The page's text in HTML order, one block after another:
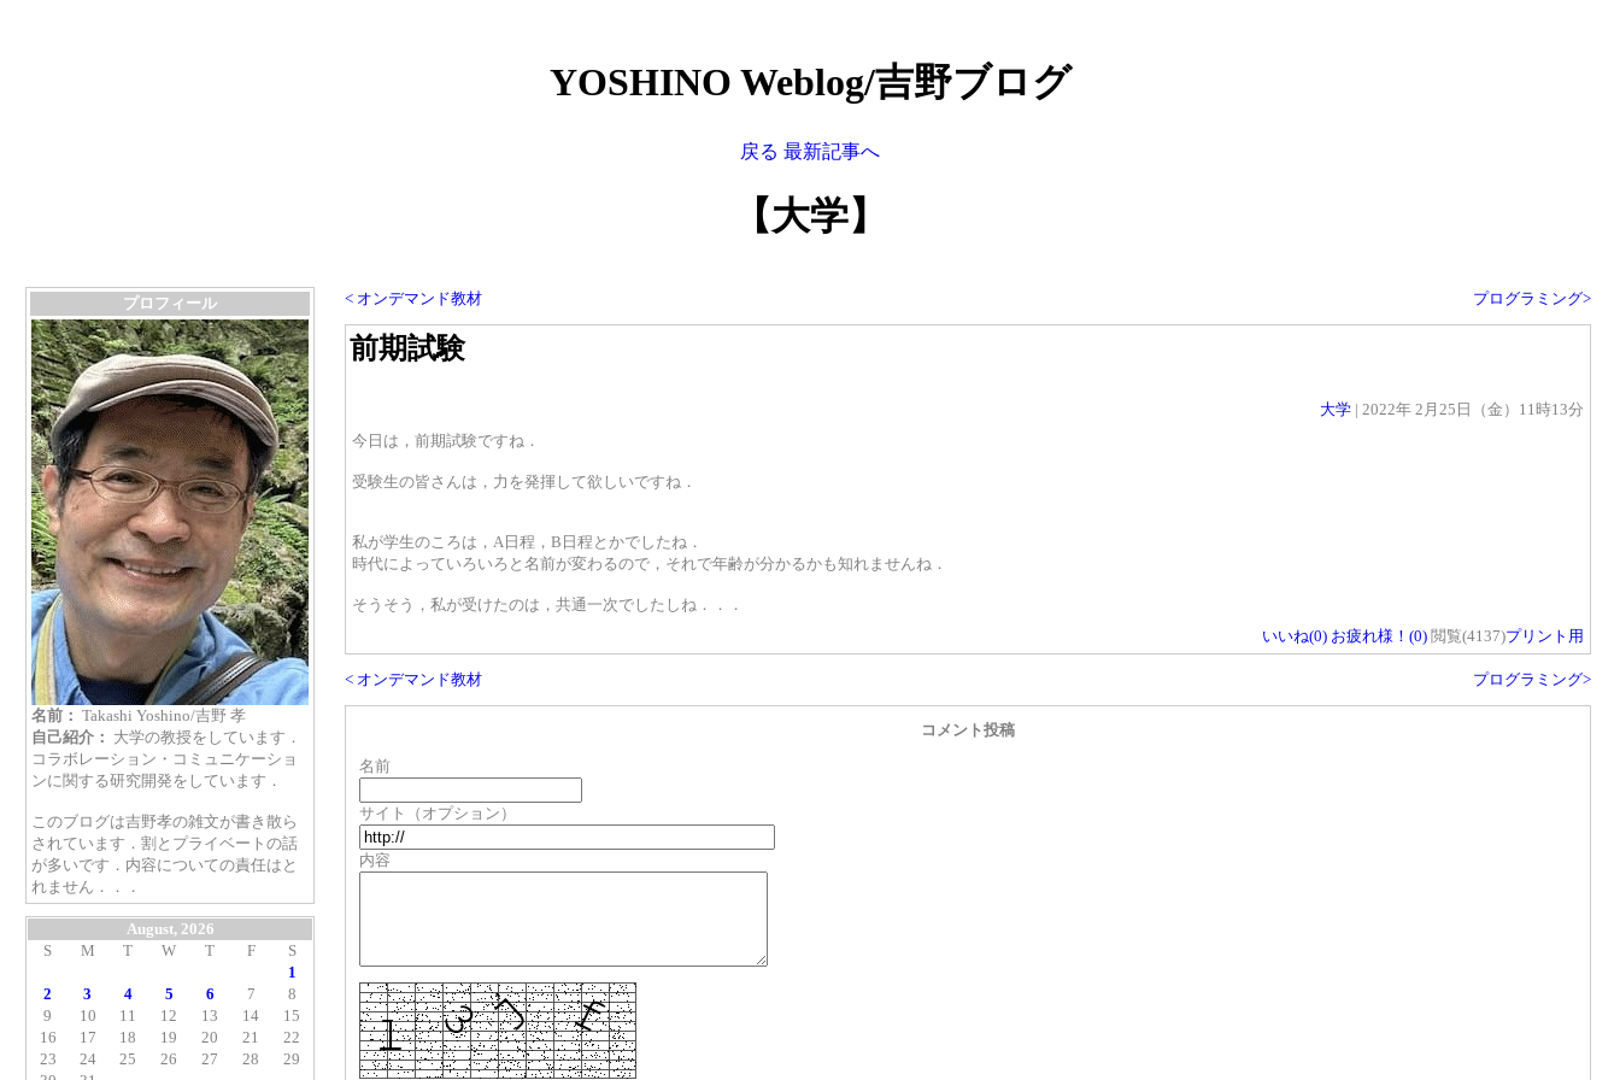
YOSHINO Weblog/吉野ブログ
戻る 最新記事へ
【大学】
プロフィール
名前： Takashi Yoshino/吉野 孝
自己紹介： 大学の教授をしています．
コラボレーション・コミュニケーショ
ンに関する研究開発をしています．
このブログは吉野孝の雑文が書き散ら
されています．割とプライベートの話
が多いです．内容についての責任はと
れません．．．
August, 2026
S
M T W T F
S
1
2
3 4 5 6 7
8
9
10 11 12 13 14
15
16
17 18 19 20 21
22
23
24 25 26 27 28
29
< オンデマンド教材 プログラミング>
前期試験
大学 | 2022年 2月25日（金）11時13分
今日は，前期試験ですね．
受験生の皆さんは，力を発揮して欲しいですね．
私が学生のころは，A日程，B日程とかでしたね．
時代によっていろいろと名前が変わるので，それで年齢が分かるかも知れませんね．
そうそう，私が受けたのは，共通一次でしたしね．．．
いいね(0) お疲れ様！(0) 閲覧(4137)プリント用
< オンデマンド教材 プログラミング>
コメント投稿
名前
サイト（オプション）
内容